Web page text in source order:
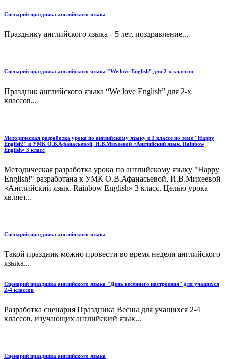
Сценарий праздника английского языка
Празднику английского языка - 5 лет, поздравление...
Сценарий праздника английского языка “We love English” для 2-х классов
Праздник английского языка “We love English” для 2-х
классов...
Методическая разработка урока по английскому языку в 3 классе по теме "Happy
English!" к УМК О.В.Афанасьевой, И.В.Михеевой «Английский язык. Rainbow
English» 3 класс
Методическая разработка урока по английскому языку "Happy
English!" разработана к УМК О.В.Афанасьевой, И.В.Михеевой
«Английский язык. Rainbow English» 3 класс. Целью урока
являет...
Сценарий праздника английского языка
Такой праздник можно провести во время недели английского
языка...
Сценарий праздника английского языка "День весеннего настроения" для учащихся
2-4 классов
Разработка сценария Праздника Весны для учащихся 2-4
классов, изучающих английский язык...
Сценарий праздника английского языка